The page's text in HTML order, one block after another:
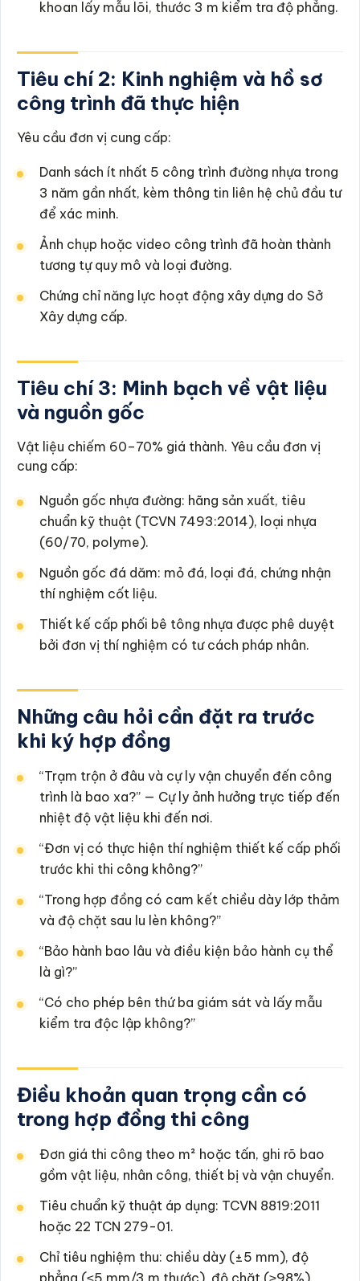
khoan lấy mẫu lõi, thước 3 m kiểm tra độ phẳng.
Tiêu chí 2: Kinh nghiệm và hồ sơ
công trình đã thực hiện
Yêu cầu đơn vị cung cấp:
Danh sách ít nhất 5 công trình đường nhựa trong
3 năm gần nhất, kèm thông tin liên hệ chủ đầu tư
để xác minh.
Ảnh chụp hoặc video công trình đã hoàn thành
tương tự quy mô và loại đường.
Chứng chỉ năng lực hoạt động xây dựng do Sở
Xây dựng cấp.
Tiêu chí 3: Minh bạch về vật liệu
và nguồn gốc
Vật liệu chiếm 60–70% giá thành. Yêu cầu đơn vị
cung cấp:
Nguồn gốc nhựa đường: hãng sản xuất, tiêu
chuẩn kỹ thuật (TCVN 7493:2014), loại nhựa
(60/70, polyme).
Nguồn gốc đá dăm: mỏ đá, loại đá, chứng nhận
thí nghiệm cốt liệu.
Thiết kế cấp phối bê tông nhựa được phê duyệt
bởi đơn vị thí nghiệm có tư cách pháp nhân.
Những câu hỏi cần đặt ra trước
khi ký hợp đồng
“Trạm trộn ở đâu và cự ly vận chuyển đến công
trình là bao xa?” — Cự ly ảnh hưởng trực tiếp đến
nhiệt độ vật liệu khi đến nơi.
“Đơn vị có thực hiện thí nghiệm thiết kế cấp phối
trước khi thi công không?”
“Trong hợp đồng có cam kết chiều dày lớp thảm
và độ chặt sau lu lèn không?”
“Bảo hành bao lâu và điều kiện bảo hành cụ thể
là gì?”
“Có cho phép bên thứ ba giám sát và lấy mẫu
kiểm tra độc lập không?”
Điều khoản quan trọng cần có
trong hợp đồng thi công
Đơn giá thi công theo m² hoặc tấn, ghi rõ bao
gồm vật liệu, nhân công, thiết bị và vận chuyển.
Tiêu chuẩn kỹ thuật áp dụng: TCVN 8819:2011
hoặc 22 TCN 279-01.
Chỉ tiêu nghiệm thu: chiều dày (±5 mm), độ
phẳng (≤5 mm/3 m thước), độ chặt (≥98%).